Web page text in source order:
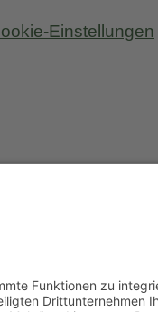
Einstellungen